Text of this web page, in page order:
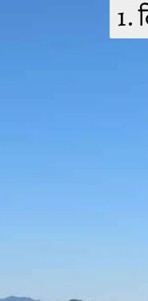
1.
1.